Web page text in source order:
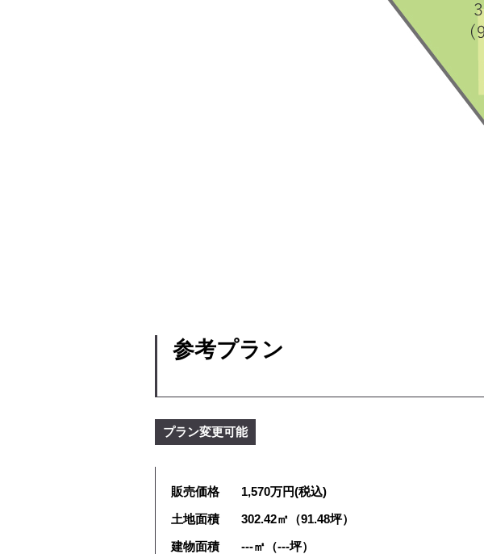
参考プラン
プラン変更可能
販売価格
1,570万円(税込)
土地面積
302.42㎡（91.48坪）
建物面積
---㎡（---坪）